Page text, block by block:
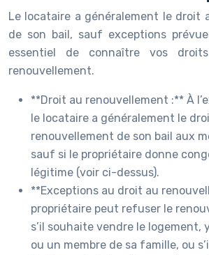
Le locataire a généralement le droit
de son bail, sauf exceptions
essentiel de connaître vos
renouvellement.
**Droit au renouvellement :** À
le locataire a généralement le
renouvellement de son bail aux
sauf si le propriétaire donne
légitime (voir ci-dessus).
**Exceptions au droit au
propriétaire peut refuser le
s’il souhaite vendre le logement,
ou un membre de sa famille, ou